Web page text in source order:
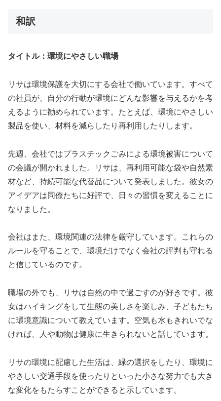
和訳
タイトル：環境にやさしい職場
リサは環境保護を大切にする会社で働いています。すべて
の社員が、自分の行動が環境にどんな影響を与えるかを考
えるように勧められています。たとえば、環境にやさしい
製品を使い、材料を減らしたり再利用したりします。
先週、会社ではプラスチックごみによる環境被害について
の会議が開かれました。リサは、再利用可能な袋や自然素
材など、持続可能な代替品について発表しました。彼女の
アイデアは同僚たちに好評で、日々の習慣を変えることに
なりました。
会社はまた、環境関連の法律を厳守しています。これらの
ルールを守ることで、環境だけでなく会社の評判も守れる
と信じているのです。
職場の外でも、リサは自然の中で過ごすのが好きです。彼
女はハイキングをして生態の美しさを楽しみ、子どもたち
に環境意識について教えています。空気も水もきれいでな
ければ、人や動物は健康に生きられないと話しています。
リサの環境に配慮した生活は、緑の選択をしたり、環境に
やさしい交通手段を使ったりといった小さな努力でも大き
な変化をもたらすことができると示しています。